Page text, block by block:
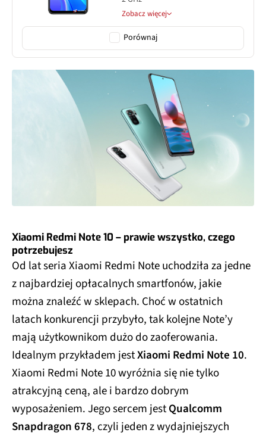
Zobacz więcej
Porównaj
Xiaomi Redmi Note 10 – prawie wszystko, czego
potrzebujesz
Od lat seria Xiaomi Redmi Note uchodziła za jedne
z najbardziej opłacalnych smartfonów, jakie
można znaleźć w sklepach. Choć w ostatnich
latach konkurencji przybyło, tak kolejne Note’y
mają użytkownikom dużo do zaoferowania.
Idealnym przykładem jestXiaomi Redmi Note 10.
Xiaomi Redmi Note 10 wyróżnia się nie tylko
atrakcyjną ceną, ale i bardzo dobrym
wyposażeniem. Jego sercem jestQualcomm
Snapdragon 678, czyli jeden z wydajniejszych